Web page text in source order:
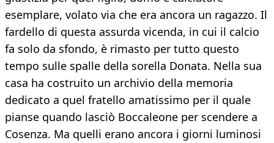
esemplare, volato via che era ancora un ragazzo. Il
fardello di questa assurda vicenda, in cui il calcio
fa solo da sfondo, è rimasto per tutto questo
tempo sulle spalle della sorella Donata. Nella sua
casa ha costruito un archivio della memoria
dedicato a quel fratello amatissimo per il quale
pianse quando lasciò Boccaleone per scendere a
Cosenza. Ma quelli erano ancora i giorni luminosi